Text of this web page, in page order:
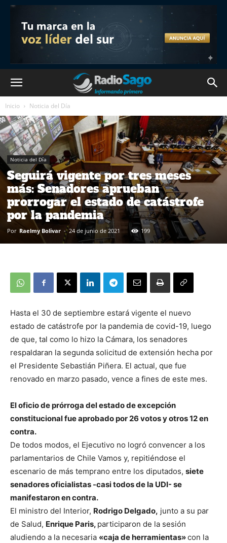
Inicio Noticia del Día
Noticia del Día
Seguirá vigente por tres meses
más: Senadores aprueban
prorrogar el estado de catástrofe
por la pandemia
Por Raelmy Bolivar - 24 de junio de 2021 199
Hasta el 30 de septiembre estará vigente el nuevo
estado de catástrofe por la pandemia de covid-19, luego
de que, tal como lo hizo la Cámara, los senadores
respaldaran la segunda solicitud de extensión hecha por
el Presidente Sebastián Piñera. El actual, que fue
renovado en marzo pasado, vence a fines de este mes.
El oficio de prórroga del estado de excepción
constitucional fue aprobado por 26 votos y otros 12 en
contra.
De todos modos, el Ejecutivo no logró convencer a los
parlamentarios de Chile Vamos y, repitiéndose el
escenario de más temprano entre los diputados, siete
senadores oficialistas -casi todos de la UDI- se
manifestaron en contra.
El ministro del Interior, Rodrigo Delgado, junto a su par
de Salud, Enrique Paris, participaron de la sesión
aludiendo a la necesaria «caja de herramientas»con la